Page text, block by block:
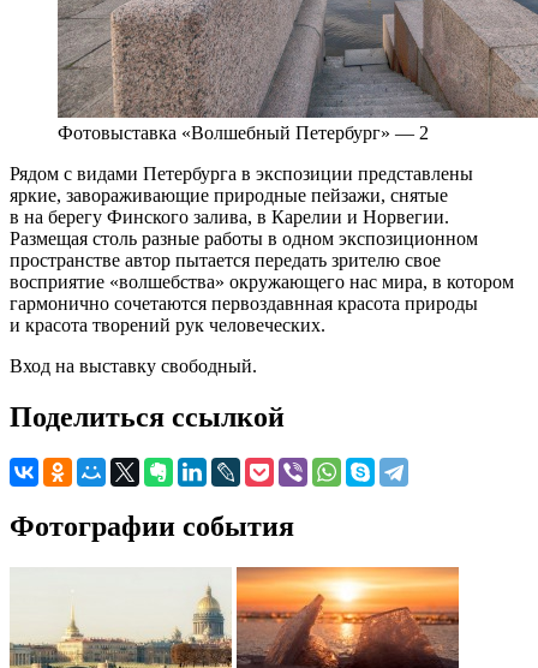
Фотовыставка «Волшебный Петербург» — 2
Рядом с видами Петербурга в экспозиции представлены
яркие, завораживающие природные пейзажи, снятые
в на берегу Финского залива, в Карелии и Норвегии.
Размещая столь разные работы в одном экспозиционном
пространстве автор пытается передать зрителю свое
восприятие «волшебства» окружающего нас мира, в котором
гармонично сочетаются первоздавнная красота природы
и красота творений рук человеческих.
Вход на выставку свободный.
Поделиться ссылкой
Фотографии события